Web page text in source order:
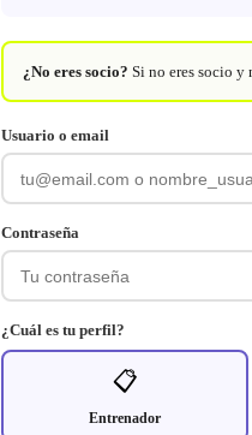
¿No eres socio? Si no eres socio y
Usuario o email
Contraseña
¿Cuál es tu perfil?
📋
Entrenador